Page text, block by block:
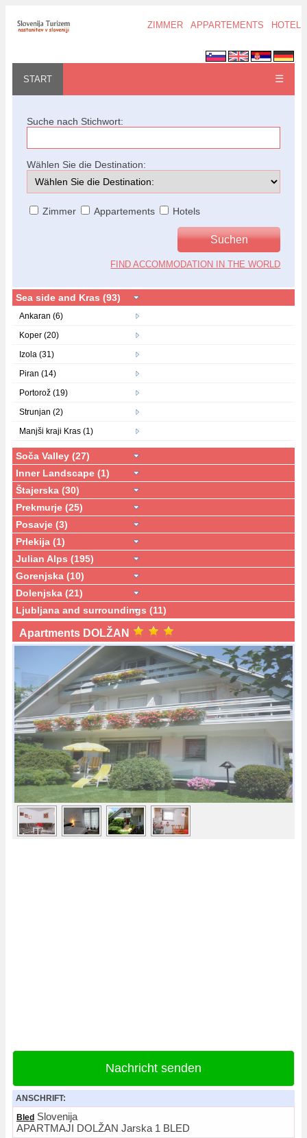
ZIMMER APPARTEMENTS HOTELS
START ☰
Suche nach Stichwort:
Wählen Sie die Destination:
Zimmer Appartements Hotels
FIND ACCOMMODATION IN THE WORLD
Sea side and Kras (93)
Ankaran (6)
Koper (20)
Izola (31)
Piran (14)
Portorož (19)
Strunjan (2)
Manjši kraji Kras (1)
Soča Valley (27)
Inner Landscape (1)
Štajerska (30)
Prekmurje (25)
Posavje (3)
Prlekija (1)
Julian Alps (195)
Gorenjska (10)
Dolenjska (21)
Ljubljana and surroundings (11)
Apartments DOLŽAN
Nachricht senden
ANSCHRIFT:
Bled Slovenija
APARTMAJI DOLŽAN Jarska 1 BLED